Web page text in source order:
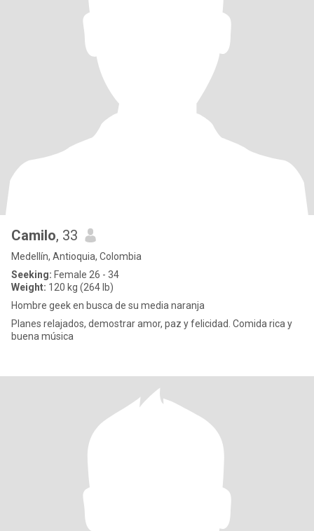
Camilo, 33
Medellín, Antioquia, Colombia
Seeking: Female 26 - 34
Weight: 120 kg (264 lb)
Hombre geek en busca de su media naranja
Planes relajados, demostrar amor, paz y felicidad. Comida rica y
buena música